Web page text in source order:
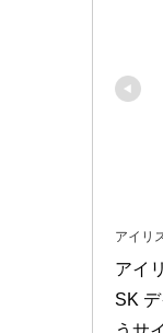
アイリ
アイ
SK